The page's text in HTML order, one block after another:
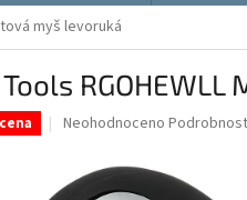
myš levoruká
Tools
Průměrné
produktu
je
Neohodnoceno